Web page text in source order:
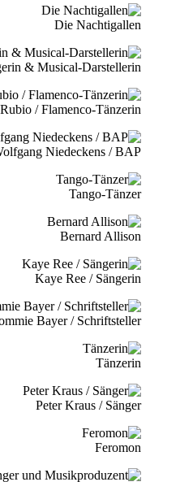
Die Nachtigallen
& Musical-Darstellerin
/ Flamenco-Tänzerin
Niedeckens / BAP
Tango-Tänzer
Bernard Allison
Kaye Ree / Sängerin
Bayer / Schriftsteller
Tänzerin
Peter Kraus / Sänger
Feromon